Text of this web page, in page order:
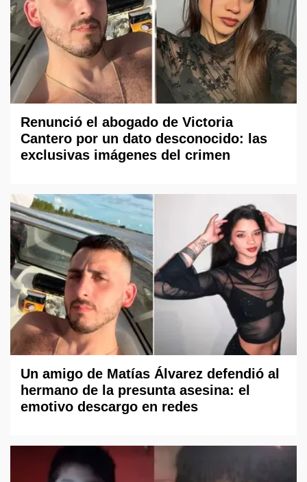
Renunció el abogado de Victoria
Cantero por un dato desconocido: las
exclusivas imágenes del crimen
Un amigo de Matías Álvarez defendió al
hermano de la presunta asesina: el
emotivo descargo en redes